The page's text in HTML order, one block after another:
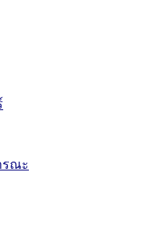
รณะ